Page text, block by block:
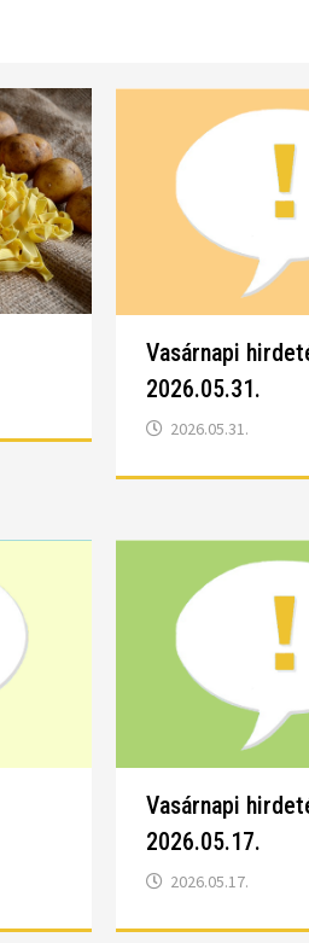
Vasárnapi
2026.05.31.
2026.05.31.
Vasárnapi
2026.05.17.
2026.05.17.